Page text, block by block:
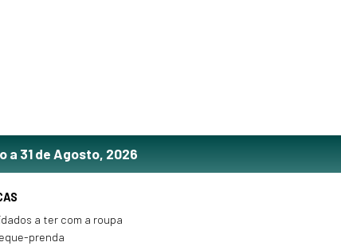
a 31 de Agosto, 2026
a ter com a roupa
prenda